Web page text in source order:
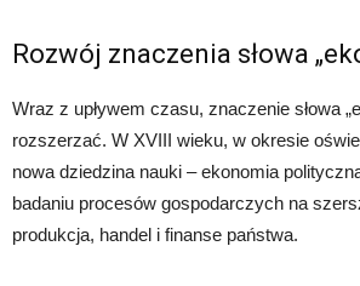
Rozwój znaczenia słowa
Wraz z upływem czasu, znaczenie słowa
rozszerzać. W XVIII wieku, w okresie
nowa dziedzina nauki – ekonomia
badaniu procesów gospodarczych na
produkcja, handel i finanse państwa.